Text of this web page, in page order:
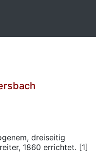
dreiseitig
1860 errichtet. [1]